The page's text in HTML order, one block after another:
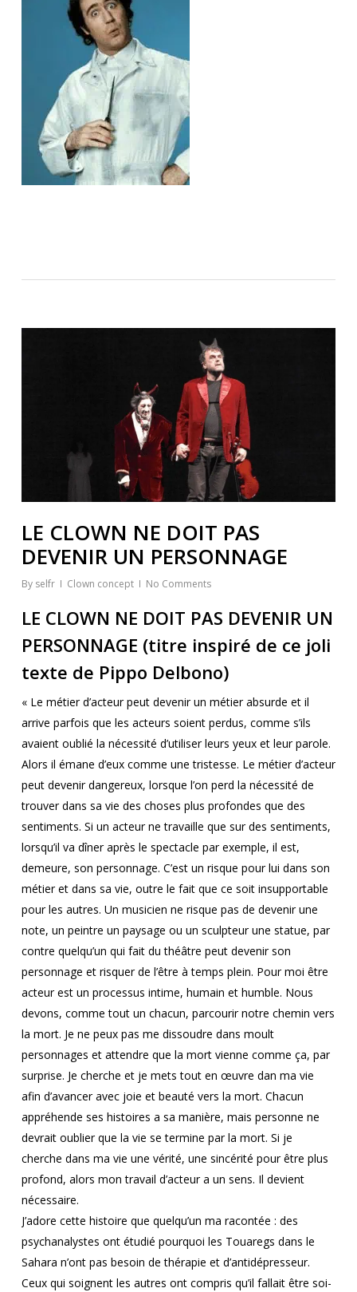
LE CLOWN NE DOIT PAS
DEVENIR UN PERSONNAGE
By selfr Clown concept No Comments
LE CLOWN NE DOIT PAS DEVENIR UN
PERSONNAGE (titre inspiré de ce joli
texte de Pippo Delbono)
« Le métier d’acteur peut devenir un métier absurde et il
arrive parfois que les acteurs soient perdus, comme s’ils
avaient oublié la nécessité d’utiliser leurs yeux et leur parole.
Alors il émane d’eux comme une tristesse. Le métier d’acteur
peut devenir dangereux, lorsque l’on perd la nécessité de
trouver dans sa vie des choses plus profondes que des
sentiments. Si un acteur ne travaille que sur des sentiments,
lorsqu’il va dîner après le spectacle par exemple, il est,
demeure, son personnage. C’est un risque pour lui dans son
métier et dans sa vie, outre le fait que ce soit insupportable
pour les autres. Un musicien ne risque pas de devenir une
note, un peintre un paysage ou un sculpteur une statue, par
contre quelqu’un qui fait du théâtre peut devenir son
personnage et risquer de l’être à temps plein. Pour moi être
acteur est un processus intime, humain et humble. Nous
devons, comme tout un chacun, parcourir notre chemin vers
la mort. Je ne peux pas me dissoudre dans moult
personnages et attendre que la mort vienne comme ça, par
surprise. Je cherche et je mets tout en œuvre dan ma vie
afin d’avancer avec joie et beauté vers la mort. Chacun
appréhende ses histoires a sa manière, mais personne ne
devrait oublier que la vie se termine par la mort. Si je
cherche dans ma vie une vérité, une sincérité pour être plus
profond, alors mon travail d’acteur a un sens. Il devient
nécessaire.
J’adore cette histoire que quelqu’un ma racontée : des
psychanalystes ont étudié pourquoi les Touaregs dans le
Sahara n’ont pas besoin de thérapie et d’antidépresseur.
Ceux qui soignent les autres ont compris qu’il fallait être soi-